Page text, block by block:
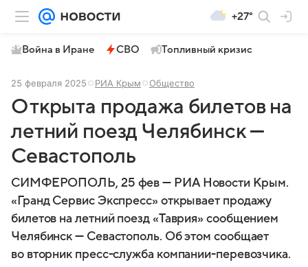
+27°
Война в Иране СВО Топливный кризис
25 февраля 2025 РИА Крым Общество
Открыта продажа билетов на
летний поезд Челябинск —
Севастополь
СИМФЕРОПОЛЬ, 25 фев — РИА Новости Крым.
«Гранд Сервис Экспресс» открывает продажу
билетов на летний поезд «Таврия» сообщением
Челябинск — Севастополь. Об этом сообщает
во вторник пресс-служба компании-перевозчика.